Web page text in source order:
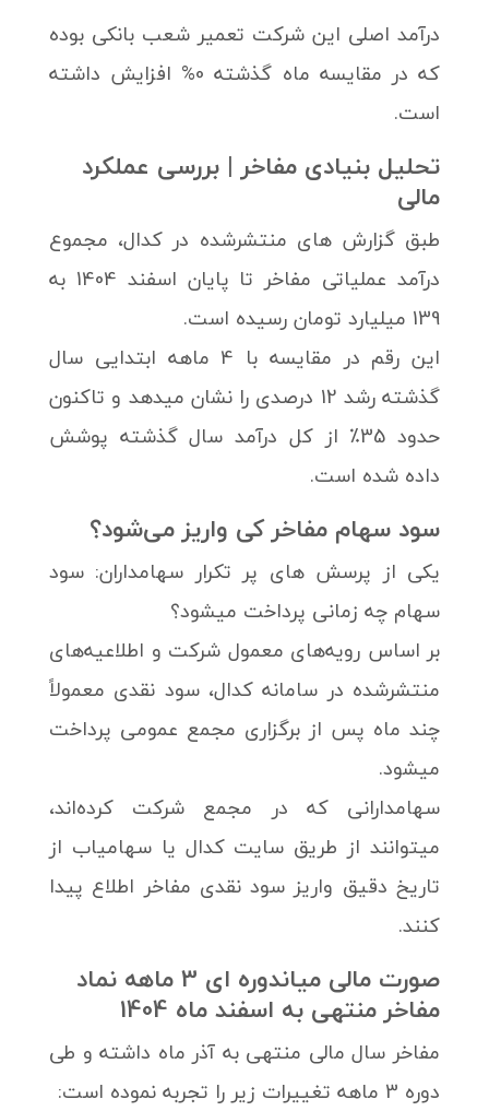
درآمد اصلی این شرکت تعمیر شعب بانکی بوده
که در مقایسه ماه گذشته 0% افزایش داشته
است.
تحلیل بنیادی مفاخر | بررسی عملکرد
مالی
طبق گزارش های منتشرشده در کدال، مجموع
درآمد عملیاتی مفاخر تا پایان اسفند 1404 به
139 میلیارد تومان رسیده است.
این رقم در مقایسه با 4 ماهه ابتدایی سال
گذشته رشد 12 درصدی را نشان میدهد و تاکنون
حدود 35٪ از کل درآمد سال گذشته پوشش
داده شده است.
سود سهام مفاخر کی واریز می‌شود؟
یکی از پرسش های پر تکرار سهامداران: سود
سهام چه زمانی پرداخت میشود؟
بر اساس رویه‌های معمول شرکت و اطلاعیه‌های
منتشرشده در سامانه کدال، سود نقدی معمولاً
چند ماه پس از برگزاری مجمع عمومی پرداخت
میشود.
سهامدارانی که در مجمع شرکت کرده‌اند،
میتوانند از طریق سایت کدال یا سهامیاب از
تاریخ دقیق واریز سود نقدی مفاخر اطلاع پیدا
کنند.
صورت مالی میاندوره ای 3 ماهه نماد
مفاخر منتهی به اسفند ماه 1404
مفاخر سال مالی منتهی به آذر ماه داشته و طی
دوره 3 ماهه تغییرات زیر را تجربه نموده است: